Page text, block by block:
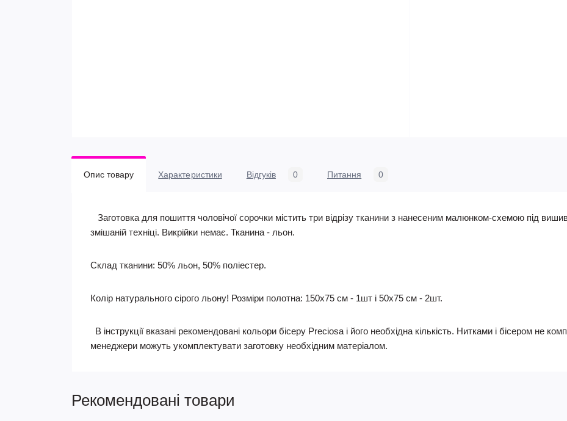
Опис товару Характеристики Відгуків 0 Питання 0
Заготовка для пошиття чоловічої сорочки містить три відрізу тканини з нанесеним малюнком-схемою під
змішаній техніці. Викрійки немає. Тканина - льон.
Склад тканини: 50% льон, 50% поліестер.
Колір натурального сірого льону! Розміри полотна: 150х75 см - 1шт і 50х75 см - 2шт.
В інструкції вказані рекомендовані кольори бісеру Preciosa і його необхідна кількість. Нитками і бісером не
менеджери можуть укомплектувати заготовку необхідним матеріалом.
Рекомендовані товари